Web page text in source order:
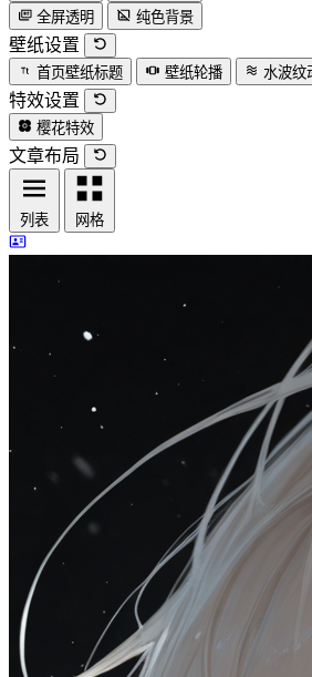
全屏透明
纯色背景
壁纸设置
首页壁纸标题 壁纸轮播 水波纹
特效设置
樱花特效
文章布局
列表 网格